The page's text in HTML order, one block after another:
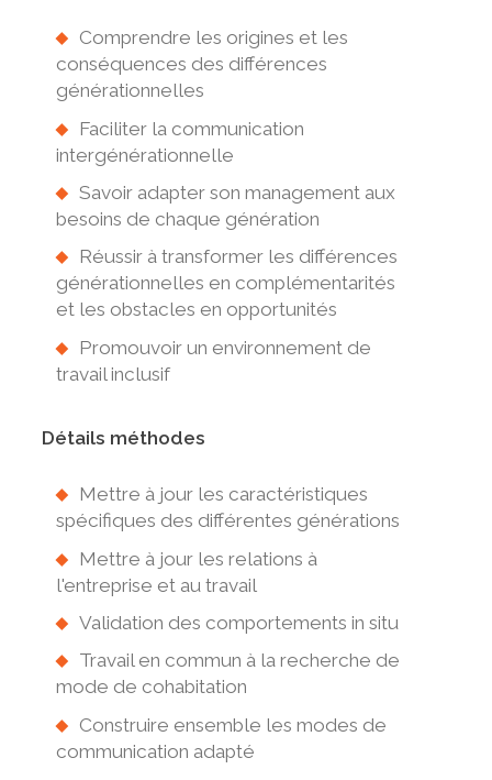
Comprendre les origines et les
conséquences des différences
générationnelles
Faciliter la communication
intergénérationnelle
Savoir adapter son management aux
besoins de chaque génération
Réussir à transformer les différences
générationnelles en complémentarités
et les obstacles en opportunités
Promouvoir un environnement de
travail inclusif
Détails méthodes
Mettre à jour les caractéristiques
spécifiques des différentes générations
Mettre à jour les relations à
l'entreprise et au travail
Validation des comportements in situ
Travail en commun à la recherche de
mode de cohabitation
Construire ensemble les modes de
communication adapté